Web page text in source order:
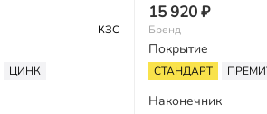
КЗС
ЦИНК
15 920 ₽
Бренд
Покрытие
СТАНДАРТ
Наконечник